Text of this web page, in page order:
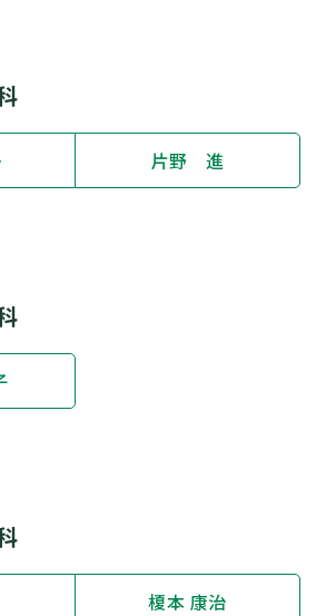
片野 進
榎本 康治